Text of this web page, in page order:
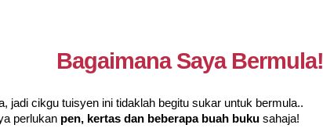
Bagaimana Saya Bermula!
jadi cikgu tuisyen ini tidaklah begitu sukar untuk bermula..
perlukanpen, kertas dan beberapa buah buku sahaja!